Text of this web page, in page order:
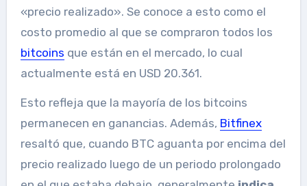
«precio realizado». Se conoce a esto como el
costo promedio al que se compraron todos los
bitcoins que están en el mercado, lo cual
actualmente está en USD 20.361.
Esto refleja que la mayoría de los bitcoins
permanecen en ganancias. Además, Bitfinex
resaltó que, cuando BTC aguanta por encima del
precio realizado luego de un periodo prolongado